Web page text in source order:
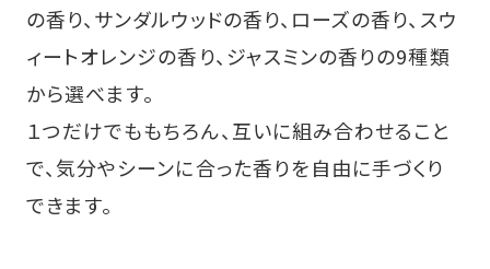
の香り、サンダルウッドの香り、ローズの香り、スウ
ィートオレンジの香り、ジャスミンの香りの9種類
から選べます。
１つだけでももちろん、互いに組み合わせること
で、気分やシーンに合った香りを自由に手づくり
できます。